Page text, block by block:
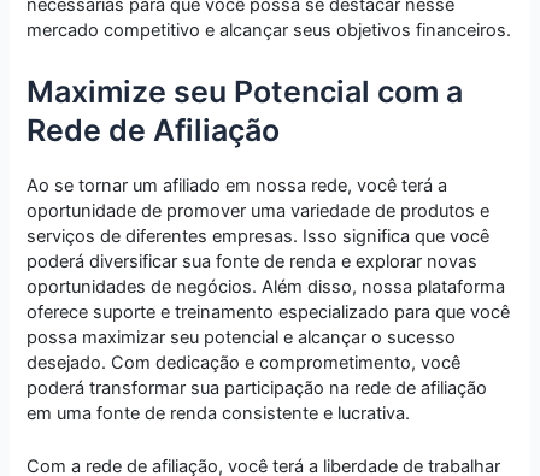
necessárias para que você possa se destacar nesse
mercado competitivo e alcançar seus objetivos financeiros.
Maximize seu Potencial com a
Rede de Afiliação
Ao se tornar um afiliado em nossa rede, você terá a
oportunidade de promover uma variedade de produtos e
serviços de diferentes empresas. Isso significa que você
poderá diversificar sua fonte de renda e explorar novas
oportunidades de negócios. Além disso, nossa plataforma
oferece suporte e treinamento especializado para que você
possa maximizar seu potencial e alcançar o sucesso
desejado. Com dedicação e comprometimento, você
poderá transformar sua participação na rede de afiliação
em uma fonte de renda consistente e lucrativa.
Com a rede de afiliação, você terá a liberdade de trabalhar